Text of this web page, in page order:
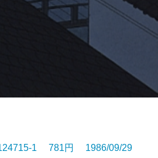
1 781円 1986/09/29